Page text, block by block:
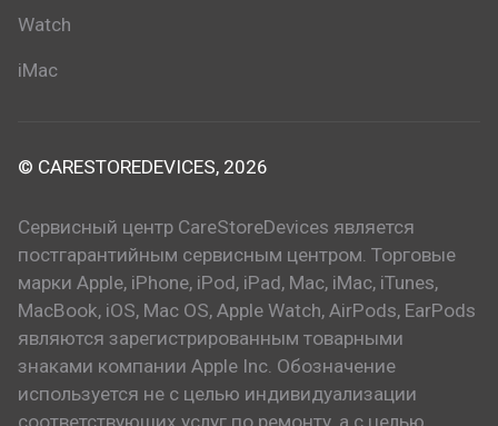
Watch
iMac
© CARESTOREDEVICES, 2026
Сервисный центр CareStoreDevices является
постгарантийным сервисным центром. Торговые
марки Apple, iPhone, iPod, iPad, Mac, iMac, iTunes,
MacBook, iOS, Mac OS, Apple Watch, AirPods, EarPods
являются зарегистрированным товарными
знаками компании Apple Inc. Обозначение
используется не с целью индивидуализации
соответствующих услуг по ремонту, а с целью